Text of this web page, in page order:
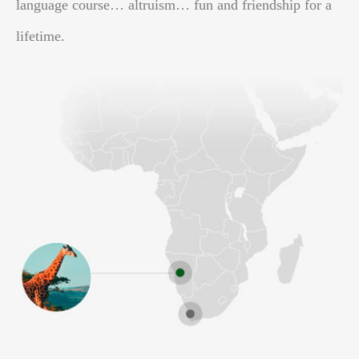
language course… altruism… fun and friendship for a
lifetime.